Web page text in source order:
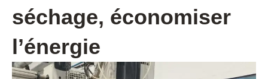
séchage, économiser
l’énergie